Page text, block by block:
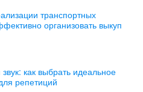
транспортных
организовать выкуп
как выбрать идеальное
репетиций